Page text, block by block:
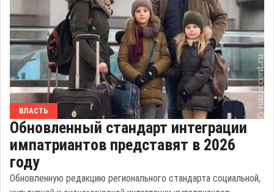
ВЛАСТЬ
Обновленный стандарт интеграции
импатриантов представят в 2026
году
Обновленную редакцию регионального стандарта социальной,